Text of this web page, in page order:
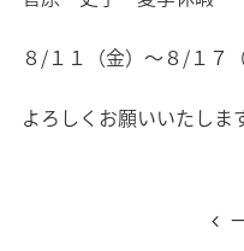
CONCEPT
PRODUCT
８/１１（金）～８/１７
よろしくお願いいたしま